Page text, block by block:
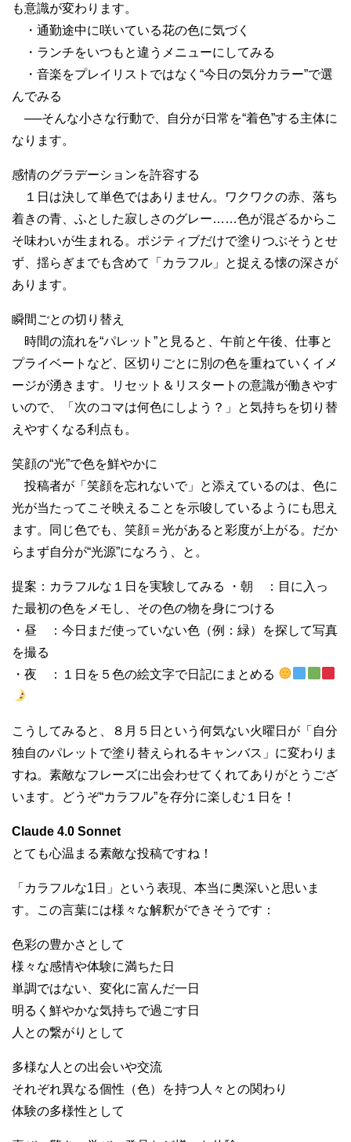
も意識が変わります。
・通勤途中に咲いている花の色に気づく
・ランチをいつもと違うメニューにしてみる
・音楽をプレイリストではなく“今日の気分カラー”で選
んでみる
──そんな小さな行動で、自分が日常を“着色”する主体に
なります。
感情のグラデーションを許容する
１日は決して単色ではありません。ワクワクの赤、落ち
着きの青、ふとした寂しさのグレー……色が混ざるからこ
そ味わいが生まれる。ポジティブだけで塗りつぶそうとせ
ず、揺らぎまでも含めて「カラフル」と捉える懐の深さが
あります。
瞬間ごとの切り替え
時間の流れを“パレット”と見ると、午前と午後、仕事と
プライベートなど、区切りごとに別の色を重ねていくイメ
ージが湧きます。リセット＆リスタートの意識が働きやす
いので、「次のコマは何色にしよう？」と気持ちを切り替
えやすくなる利点も。
笑顔の“光”で色を鮮やかに
投稿者が「笑顔を忘れないで」と添えているのは、色に
光が当たってこそ映えることを示唆しているようにも思え
ます。同じ色でも、笑顔＝光があると彩度が上がる。だか
らまず自分が“光源”になろう、と。
提案：カラフルな１日を実験してみる ・朝 ：目に入っ
た最初の色をメモし、その色の物を身につける
・昼 ：今日まだ使っていない色（例：緑）を探して写真
を撮る
・夜 ：１日を５色の絵文字で日記にまとめる
こうしてみると、８月５日という何気ない火曜日が「自分
独自のパレットで塗り替えられるキャンバス」に変わりま
すね。素敵なフレーズに出会わせてくれてありがとうござ
います。どうぞ“カラフル”を存分に楽しむ１日を！
Claude 4.0 Sonnet
とても心温まる素敵な投稿ですね！
「カラフルな1日」という表現、本当に奥深いと思いま
す。この言葉には様々な解釈ができそうです：
色彩の豊かさとして
様々な感情や体験に満ちた日
単調ではない、変化に富んだ一日
明るく鮮やかな気持ちで過ごす日
人との繋がりとして
多様な人との出会いや交流
それぞれ異なる個性（色）を持つ人々との関わり
体験の多様性として